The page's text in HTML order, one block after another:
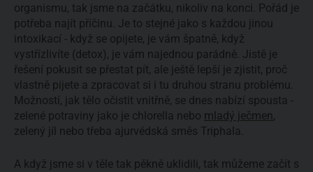
organismu, tak jsme na začátku, nikoliv na konci. Pořád je
potřeba najít příčinu. Je to stejné jako s každou jinou
intoxikací - když se opijete, je vám špatně, když
vystřízlivíte (detox), je vám najednou parádně. Jistě je
řešení pokusit se přestat pít, ale ještě lepší je zjistit, proč
vlastně pijete a zpracovat si i tu druhou stranu problému.
Možností, jak tělo očistit vnitřně, se dnes nabízí spousta -
zelené potraviny jako je chlorella nebo mladý ječmen,
zelený jíl nebo třeba ajurvédská směs Triphala.
A když jsme si v těle tak pěkně uklidili, tak můžeme začít s